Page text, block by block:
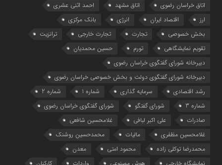
اتاق خراسان رضوی
اتاق مشهد
احمد اثنی عشری
ارز
اقتصاد ایران انرژی
بانک مرکزی
بخش خصوصی
تجارت تجارت خارجی
ترانزیت
تقویم نمایشگاهی
تورم
حسین محمدیان
دبیرخانه شورای گفتگوی خراسان رضوی
دبیرخانه شورای گفتگوی دولت و بخش خصوصی خراسان رضوی
رشد اقتصادی
سرمایه گذاری شماره 1
شماره 2
شماره 3
شورای گفتگو
شورای گفتگوی خراسان رضوی
صادرات
علی اکبر لبافی
غلامحسین شافعی
غلامحسین مظفری
مالیات
محمدحسین روشنک
محمدرضا توکلی زاده
محمود امتی
معدن